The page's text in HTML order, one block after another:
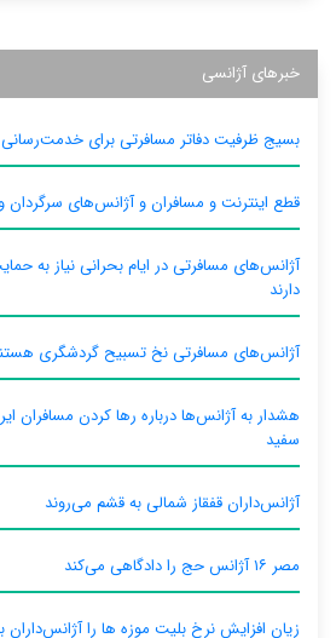
خبرهای آژانسی
بسیج ظرفیت دفاتر مسافرتی برای خدمت‌رسانی
قطع اینترنت و مسافران و آژانس‌های
آژانس‌های مسافرتی در ایام بحرانی نیاز به
دارند
آژانس‌های مسافرتی نخ تسبیح گردشگری
هشدار به آژانس‌ها درباره رها کردن مسافران
سفید
آژانس‌داران قفقاز شمالی به قشم می‌روند
مصر ۱۶ آژانس حج را دادگاهی می‌کند
زیان افزایش نرخ بلیت موزه ها را آژانس‌داران